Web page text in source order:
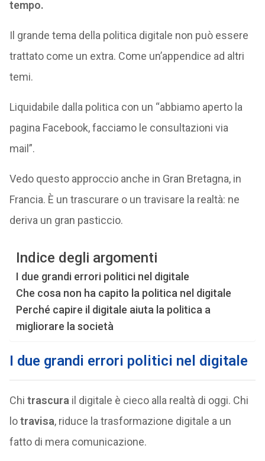
tempo.
Il grande tema della politica digitale non può essere
trattato come un extra. Come un’appendice ad altri
temi.
Liquidabile dalla politica con un “abbiamo aperto la
pagina Facebook, facciamo le consultazioni via
mail”.
Vedo questo approccio anche in Gran Bretagna, in
Francia. È un trascurare o un travisare la realtà: ne
deriva un gran pasticcio.
Indice degli argomenti
I due grandi errori politici nel digitale
Che cosa non ha capito la politica nel digitale
Perché capire il digitale aiuta la politica a
migliorare la società
I due grandi errori politici nel digitale
Chi trascura il digitale è cieco alla realtà di oggi. Chi
lotravisa, riduce la trasformazione digitale a un
fatto di mera comunicazione.